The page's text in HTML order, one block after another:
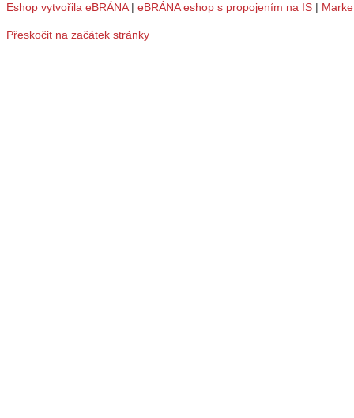
Eshop vytvořila eBRÁNA| eBRÁNA eshop s propojením na IS |
Přeskočit na začátek stránky